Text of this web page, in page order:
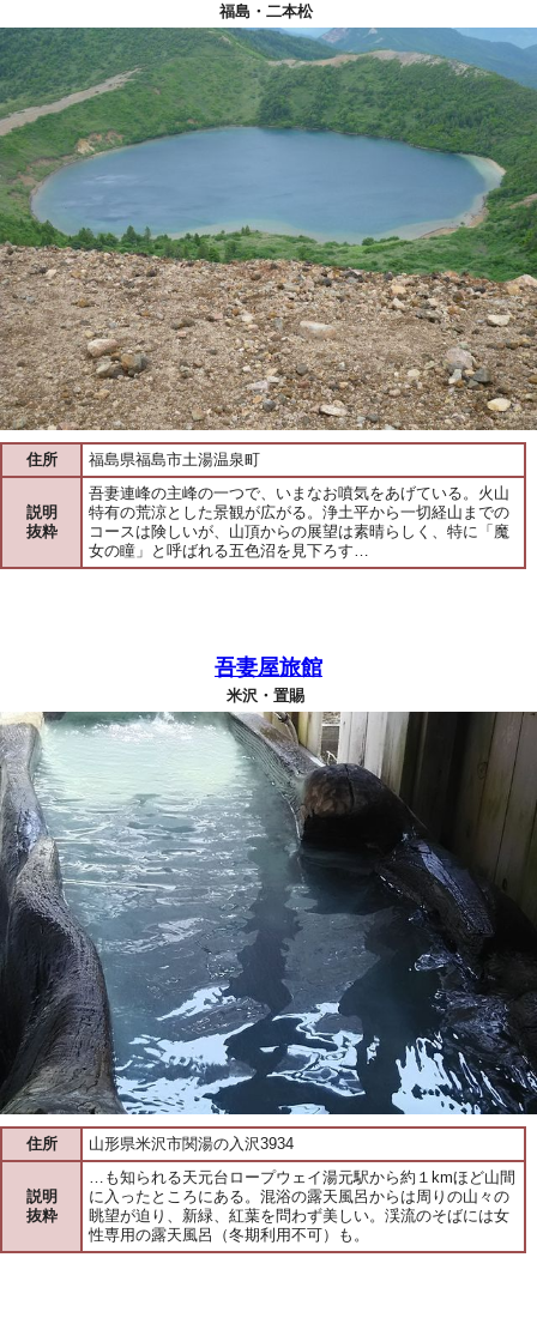
福島・二本松
住所 福島県福島市土湯温泉町
説明
抜粋
吾妻連峰の主峰の一つで、いまなお噴気をあげている。火山
特有の荒涼とした景観が広がる。浄土平から一切経山までの
コースは険しいが、山頂からの展望は素晴らしく、特に「魔
女の瞳」と呼ばれる五色沼を見下ろす…
吾妻屋旅館
米沢・置賜
住所 山形県米沢市関湯の入沢3934
説明
抜粋
…も知られる天元台ロープウェイ湯元駅から約１kmほど山間
に入ったところにある。混浴の露天風呂からは周りの山々の
眺望が迫り、新緑、紅葉を問わず美しい。渓流のそばには女
性専用の露天風呂（冬期利用不可）も。